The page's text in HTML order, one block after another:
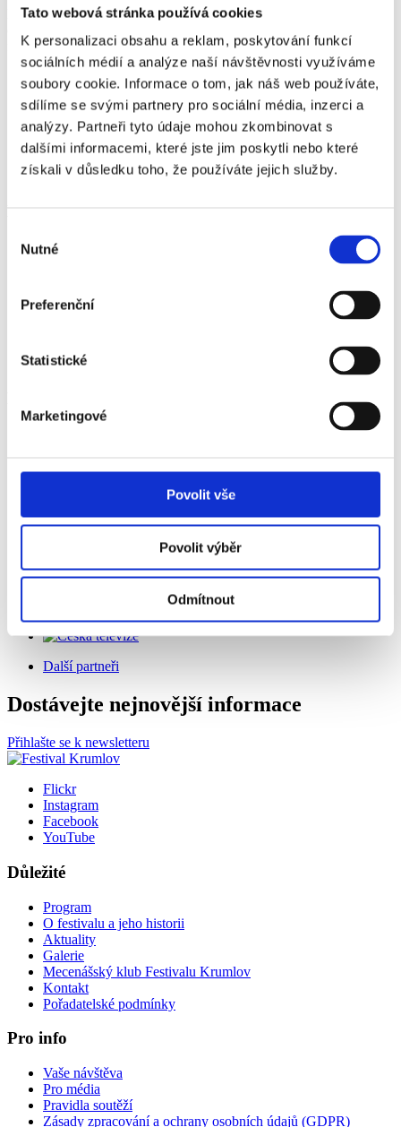
Tato webová stránka používá cookies
K personalizaci obsahu a reklam, poskytování funkcí
sociálních médií a analýze naší návštěvnosti využíváme
soubory cookie. Informace o tom, jak náš web používáte,
sdílíme se svými partnery pro sociální média, inzerci a
analýzy. Partneři tyto údaje mohou zkombinovat s
dalšími informacemi, které jste jim poskytli nebo které
získali v důsledku toho, že používáte jejich služby.
souhlasu
Nutné
Preferenční
Statistické
Marketingové
Povolit vše
Povolit výběr
Odmítnout
Harmonická Klášterní zahrada nabízí návštěvníkům klid a prostor k
festivalových koncertů diváci vychutnají mnoho nevšedních zážitků.
Více o místu
Generální partner
Oficiální partneři
Spolupořadatel
Generální mediální partner
Další partneři
Dostávejte nejnovější informace
Přihlašte se k newsletteru
Flickr
Instagram
Facebook
YouTube
Důležité
Program
O festivalu a jeho historii
Aktuality
Galerie
Mecenášský klub Festivalu Krumlov
Kontakt
Pořadatelské podmínky
Pro info
Vaše návštěva
Pro média
Pravidla soutěží
Zásady zpracování a ochrany osobních údajů (GDPR)